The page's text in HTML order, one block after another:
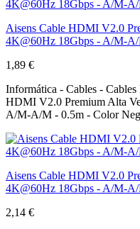
Aisens Cable HDMI V2.0
4K@60Hz 18Gbps - A/M-
1,89 €
Informática - Cables -
HDMI V2.0 Premium Alta
A/M-A/M - 0.5m - Color
Aisens Cable HDMI V2.0
4K@60Hz 18Gbps - A/M-
2,14 €